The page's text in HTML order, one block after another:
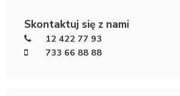
Skontaktuj się z nami
12 422 77 93
733 66 88 88